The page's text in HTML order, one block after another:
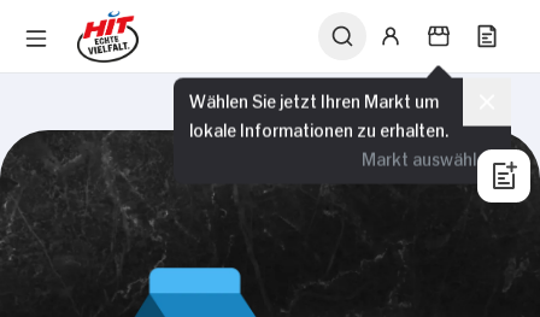
Wählen Sie jetzt Ihren Markt um
lokale Informationen zu erhalten.
Markt auswählen